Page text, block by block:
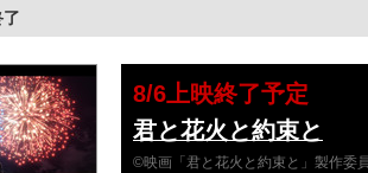
8/6上映終了予定
君と花火と約束と
©映画「君と花火と約束と」製作委